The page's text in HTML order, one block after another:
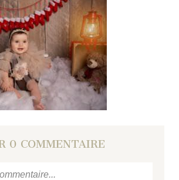
0 COMMENTAIRE